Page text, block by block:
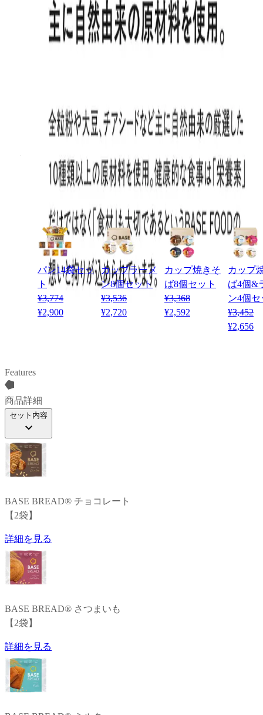
トップ
継続コーススタートセット
種類：パン14袋セット
パン14袋セッ
ト
¥3,774
¥2,900
カップラーメ
ン8個セット
¥3,536
¥2,720
カップ焼きそ
ば8個セット
¥3,368
¥2,592
カップ
ば4個&
ン4個
¥3,452
¥2,656
Features
商品詳細
セット内容
BASE BREAD® チョコレート
【 2袋 】
詳細を見る
BASE BREAD® さつまいも
【 2袋 】
詳細を見る